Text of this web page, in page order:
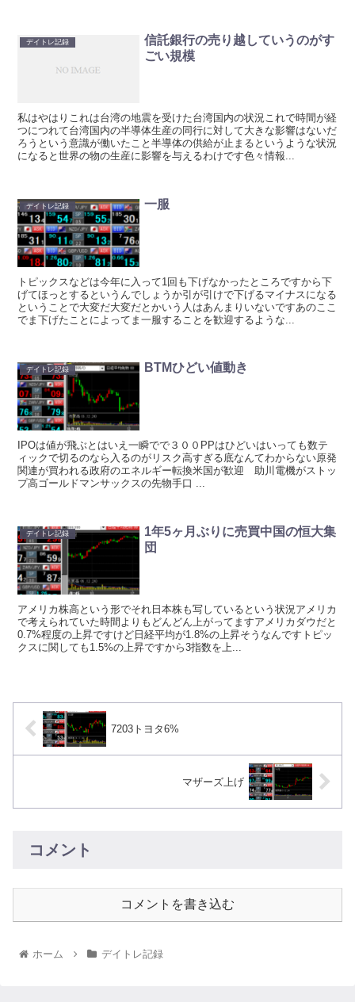
デイトレ記録
信託銀行の売り越していうのがす
ごい規模
私はやはりこれは台湾の地震を受けた台湾国内の状況これで時間が経
つにつれて台湾国内の半導体生産の同行に対して大きな影響はないだ
ろうという意識が働いたこと半導体の供給が止まるというような状況
になると世界の物の生産に影響を与えるわけです色々情報...
デイトレ記録 一服
トピックスなどは今年に入って1回も下げなかったところですから下
げてほっとするというんでしょうか引が引けで下げるマイナスになる
ということで大変だ大変だとかいう人はあんまりいないですあのここ
でま下げたことによってま一服することを歓迎するような...
デイトレ記録 BTMひどい値動き
IPOは値が飛ぶとはいえ一瞬でで３００PPはひどいはいっても数テ
ィックで切るのなら入るのがリスク高すぎる底なんてわからない原発
関連が買われる政府のエネルギー転換米国が歓迎 助川電機がストッ
プ高ゴールドマンサックスの先物手口 ...
デイトレ記録
1年5ヶ月ぶりに売買中国の恒大集
団
アメリカ株高という形でそれ日本株も写しているという状況アメリカ
で考えられていた時間よりもどんどん上がってますアメリカダウだと
0.7%程度の上昇ですけど日経平均が1.8%の上昇そうなんですトピッ
クスに関しても1.5%の上昇ですから3指数を上...
7203トヨタ6%
マザーズ上げ
コメント
コメントを書き込む
ホーム デイトレ記録